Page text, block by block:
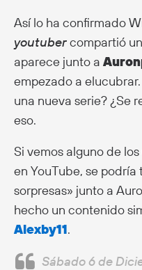
Así lo ha confirmado
youtubercompartió
aparece junto a
empezado a
una nueva serie? ¿Se
eso.
Si vemos alguno de
en YouTube, se
sorpresas» junto a
hecho un contenido
Alexby11.
Sábado 6 de